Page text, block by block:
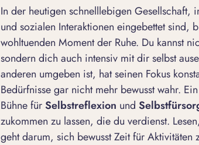
In der heutigen schnelllebigen
und sozialen Interaktionen eingebettet sind,
wohltuenden Moment der Ruhe. Du kannst
sondern dich auch intensiv mit dir selbst
anderen umgeben ist, hat seinen Fokus
Bedürfnisse gar nicht mehr bewusst wahr.
Bühne fürSelbstreflexion und Selbstfü
zukommen zu lassen, die du verdienst.
geht darum, sich bewusst Zeit für